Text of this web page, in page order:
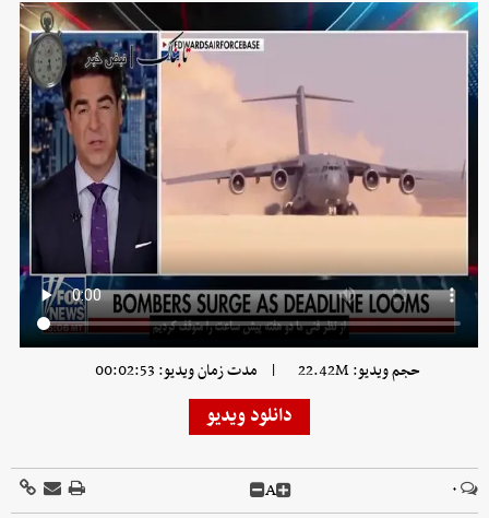
حجم ویدیو: 22.42M | مدت زمان ویدیو: 00:02:53
دانلود ویدیو
۰ A